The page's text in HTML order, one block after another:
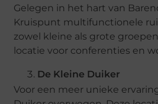
Gelegen in het hart van
Kruispunt multifunctionele
zowel kleine als grote
locatie voor conferenties en
De Kleine Duiker
Voor een meer unieke